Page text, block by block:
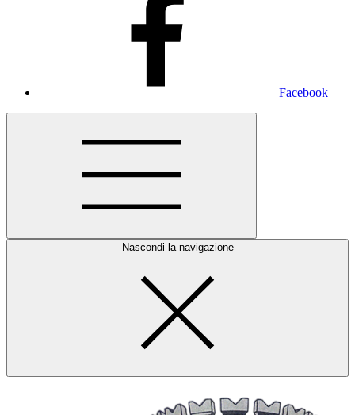
Facebook
Nascondi la navigazione